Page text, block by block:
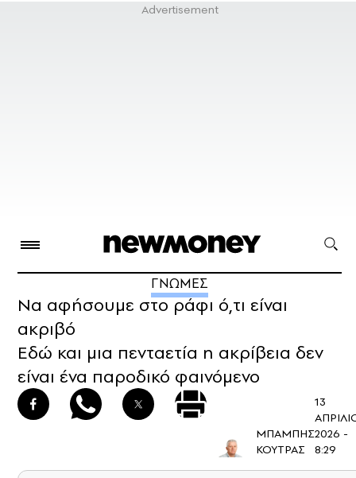
ΓΝΩΜΕΣ
Να αφήσουμε στο ράφι ό,τι είναι
ακριβό
Εδώ και μια πενταετία η ακρίβεια δεν
είναι ένα παροδικό φαινόμενο
ΜΠΑΜΠΗΣ
ΚΟΥΤΡΑΣ
13
2026 -
8:29